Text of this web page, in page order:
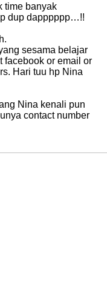
time banyak
dup dapppppp…!!
sesama belajar
facebook or email or
Hari tuu hp Nina
Nina kenali pun
contact number